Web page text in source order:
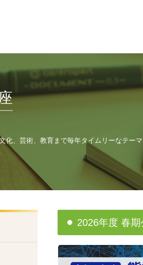
化、芸術、教育まで毎年タイムリーなテー
2026年度 春